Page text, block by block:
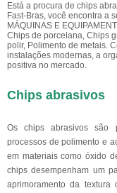
Está a procura de chips
Fast-Bras, você encontra a
MÁQUINAS E
Chips de porcelana, Chips
polir, Polimento de metais.
instalações modernas, a
positiva no mercado.
Chips abrasivos
Os chips abrasivos são
processos de polimento e
em materiais como óxido
chips desempenham um
aprimoramento da